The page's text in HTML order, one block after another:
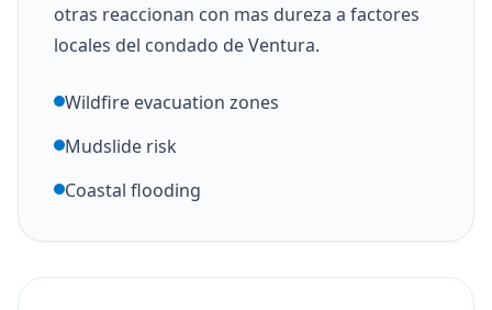
otras reaccionan con mas dureza a factores
locales del condado de Ventura.
Wildfire evacuation zones
Mudslide risk
Coastal flooding